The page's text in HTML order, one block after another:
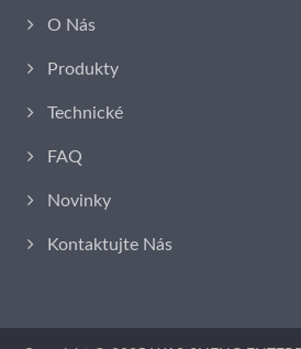
O Nás
Produkty
Technické
FAQ
Novinky
Kontaktujte Nás